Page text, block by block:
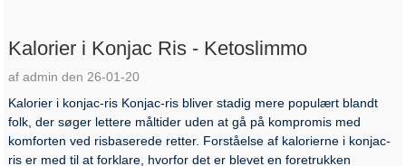
Kalorier i Konjac Ris - Ketoslimmo
af admin den 26-01-20
Kalorier i konjac-ris Konjac-ris bliver stadig mere populært blandt
folk, der søger lettere måltider uden at gå på kompromis med
komforten ved risbaserede retter. Forståelse af kalorierne i konjac-
ris er med til at forklare, hvorfor det er blevet en foretrukken